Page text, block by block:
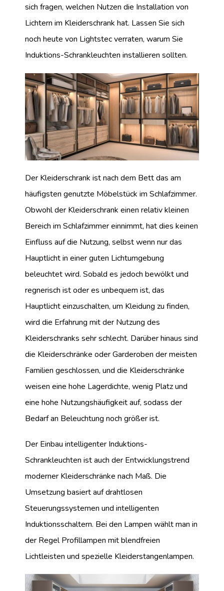
sich fragen, welchen Nutzen die Installation von
Lichtern im Kleiderschrank hat. Lassen Sie sich
noch heute von Lightstec verraten, warum Sie
Induktions-Schrankleuchten installieren sollten.
Der Kleiderschrank ist nach dem Bett das am
häufigsten genutzte Möbelstück im Schlafzimmer.
Obwohl der Kleiderschrank einen relativ kleinen
Bereich im Schlafzimmer einnimmt, hat dies keinen
Einfluss auf die Nutzung, selbst wenn nur das
Hauptlicht in einer guten Lichtumgebung
beleuchtet wird. Sobald es jedoch bewölkt und
regnerisch ist oder es unbequem ist, das
Hauptlicht einzuschalten, um Kleidung zu finden,
wird die Erfahrung mit der Nutzung des
Kleiderschranks sehr schlecht. Darüber hinaus sind
die Kleiderschränke oder Garderoben der meisten
Familien geschlossen, und die Kleiderschränke
weisen eine hohe Lagerdichte, wenig Platz und
eine hohe Nutzungshäufigkeit auf, sodass der
Bedarf an Beleuchtung noch größer ist.
Der Einbau intelligenter Induktions-
Schrankleuchten ist auch der Entwicklungstrend
moderner Kleiderschränke nach Maß. Die
Umsetzung basiert auf drahtlosen
Steuerungssystemen und intelligenten
Induktionsschaltern. Bei den Lampen wählt man in
der Regel Profillampen mit blendfreien
Lichtleisten und spezielle Kleiderstangenlampen.